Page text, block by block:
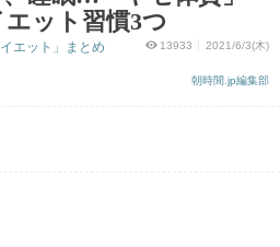
ット習慣3つ
13933 2021/6/3(木)
朝時間.jp編集部
エット」まとめ